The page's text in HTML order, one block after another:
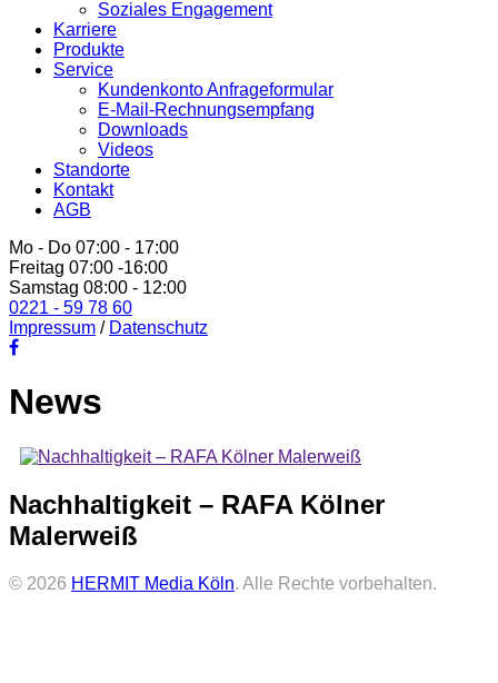
Soziales Engagement
Karriere
Produkte
Service
Kundenkonto Anfrageformular
E-Mail-Rechnungsempfang
Downloads
Videos
Standorte
Kontakt
AGB
Mo - Do 07:00 - 17:00
Freitag 07:00 -16:00
Samstag 08:00 - 12:00
0221 - 59 78 60
Impressum / Datenschutz
News
Nachhaltigkeit – RAFA Kölner
Malerweiß
© 2026 HERMIT Media Köln. Alle Rechte vorbehalten.